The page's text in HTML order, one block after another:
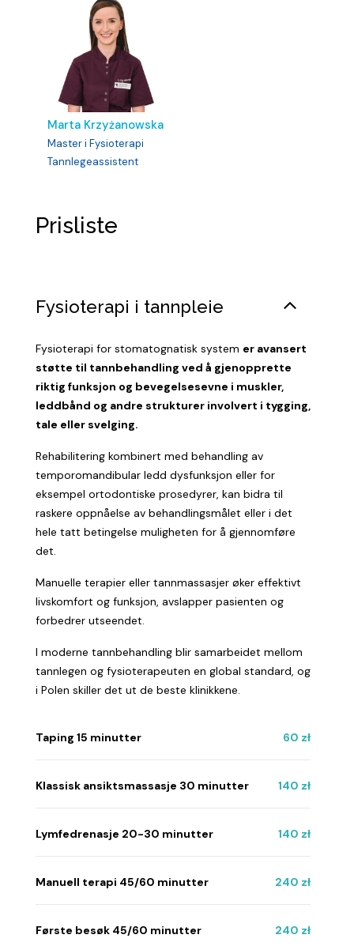
Marta Krzyżanowska
Master i Fysioterapi
Tannlegeassistent
Prisliste
Fysioterapi i tannpleie
Fysioterapi for stomatognatisk system er avansert
støtte til tannbehandling ved å gjenopprette
riktig funksjon og bevegelsesevne i muskler,
leddbånd og andre strukturer involvert i tygging,
tale eller svelging.
Rehabilitering kombinert med behandling av
temporomandibular ledd dysfunksjon eller for
eksempel ortodontiske prosedyrer, kan bidra til
raskere oppnåelse av behandlingsmålet eller i det
hele tatt betingelse muligheten for å gjennomføre
det.
Manuelle terapier eller tannmassasjer øker effektivt
livskomfort og funksjon, avslapper pasienten og
forbedrer utseendet.
I moderne tannbehandling blir samarbeidet mellom
tannlegen og fysioterapeuten en global standard, og
i Polen skiller det ut de beste klinikkene.
Taping 15 minutter 60 zł
Klassisk ansiktsmassasje 30 minutter 140 zł
Lymfedrenasje 20-30 minutter 140 zł
Manuell terapi 45/60 minutter 240 zł
Første besøk 45/60 minutter 240 zł